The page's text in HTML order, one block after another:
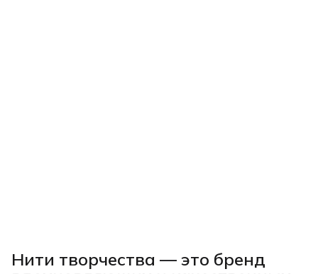
Нити творчества — это бренд